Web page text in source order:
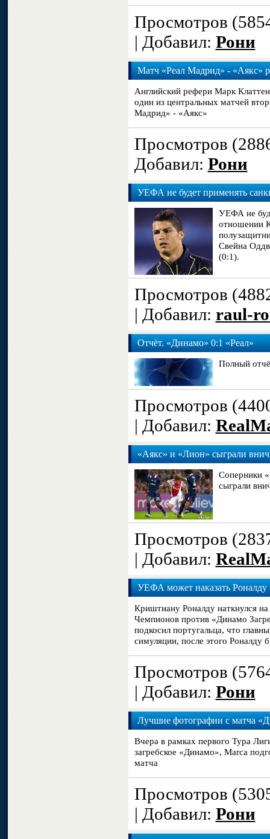
Просмотров
| Добавил: Рони
Матч «Реал Мадрид» - «Аякс»
Английский рефери Марк
один из центральных матчей
Мадрид» - «Аякс»
Просмотров
Добавил: Рони
УЕФА не будет применять
УЕФА не
отношении
Свейна
(0:1).
Просмотров
| Добавил: raul-
Отчёт. «Динамо» 0:1 «Реал»
Полный
Просмотров
| Добавил:
«Аякс» и «Лион» сыграли
Соперники
сыграли
Просмотров
| Добавил:
УЕФА может наказать Роналду
Криштиану Роналду наткнулся
Чемпионов против «Динамо
подкосил португальца, что
симуляции, после этого Роналду
Просмотров
| Добавил: Рони
Лучшие фотографии с матча
Вчера в рамках первого Тура
загребское «Динамо», Marca
матча
Просмотров
| Добавил: Рони